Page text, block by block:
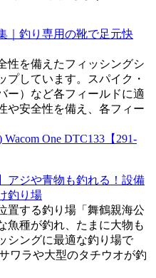
｜釣り専用の靴で足元快
性を備えたフィッシングシ
プしています。スパイク・
ー）など各フィールドに適
や安全性を備え、各フィー
One DTC133【291-
アジや青物も釣れる！設備
釣り場
置する釣り場「舞鶴親海公
魚種が釣れ、たまに大物も
シングに最適な釣り場で
ワラや大型のタチウオが釣